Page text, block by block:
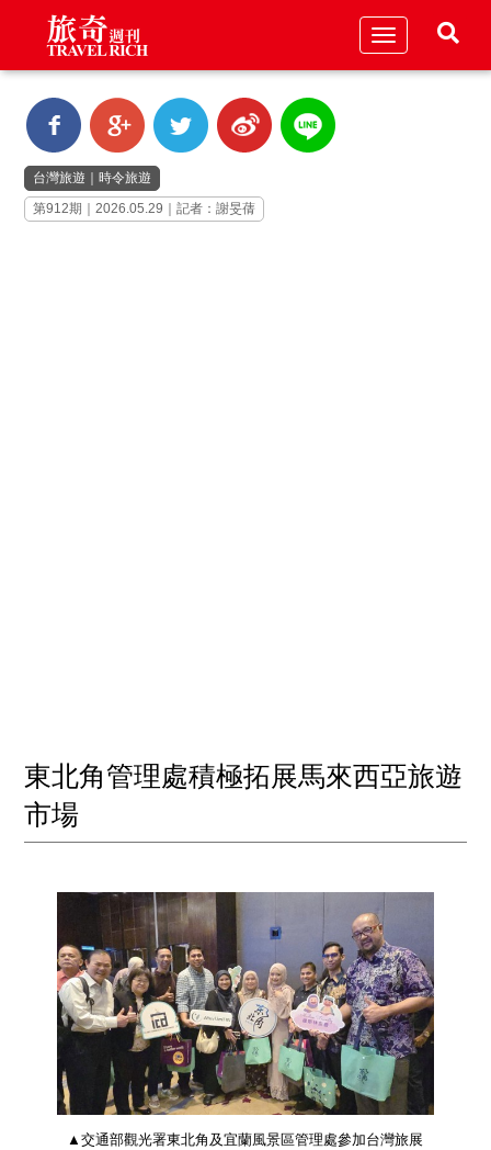
Toggle
台灣旅遊
時令旅遊
第912期｜2026.05.29｜記者：謝旻蒨
東北角管理處積極拓展馬來西亞旅遊
市場
▲交通部觀光署東北角及宜蘭風景區管理處參加台灣旅展